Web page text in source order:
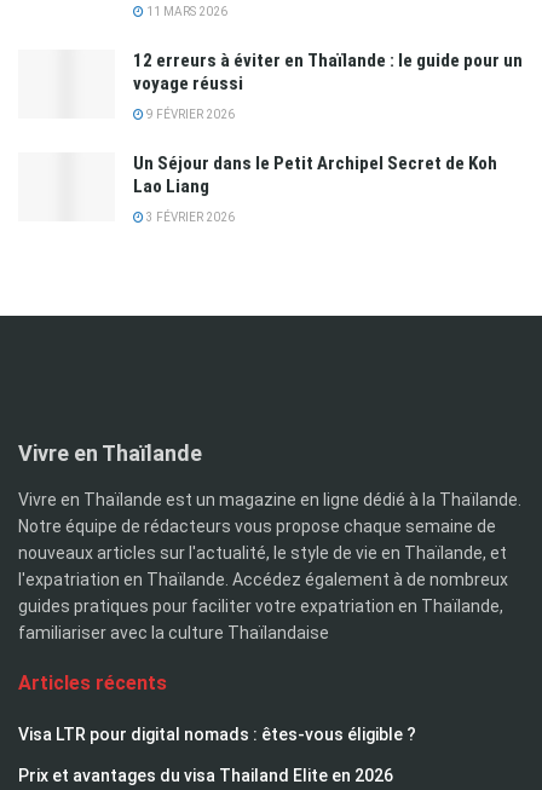
11 MARS 2026
12 erreurs à éviter en Thaïlande : le guide pour un
voyage réussi
9 FÉVRIER 2026
Un Séjour dans le Petit Archipel Secret de Koh
Lao Liang
3 FÉVRIER 2026
Vivre en Thaïlande
Vivre en Thaïlande est un magazine en ligne dédié à la Thaïlande.
Notre équipe de rédacteurs vous propose chaque semaine de
nouveaux articles sur l'actualité, le style de vie en Thaïlande, et
l'expatriation en Thaïlande. Accédez également à de nombreux
guides pratiques pour faciliter votre expatriation en Thaïlande,
familiariser avec la culture Thaïlandaise
Articles récents
Visa LTR pour digital nomads : êtes-vous éligible ?
Prix et avantages du visa Thailand Elite en 2026